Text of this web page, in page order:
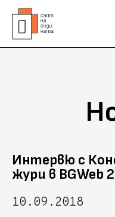
Интервю с
жури в BGWeb
10.09.2018